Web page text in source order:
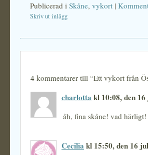
Publicerad i Skåne, vykort |
Skriv ut inlägg
4 kommentarer till “Ett vykort från
charlotta kl 10:08, den
åh, fina skåne! vad
Cecilia kl 15:50, den 16